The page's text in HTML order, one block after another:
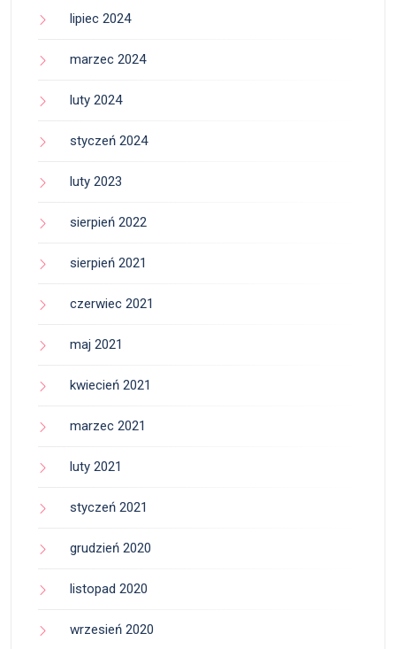
lipiec 2024
marzec 2024
luty 2024
styczeń 2024
luty 2023
sierpień 2022
sierpień 2021
czerwiec 2021
maj 2021
kwiecień 2021
marzec 2021
luty 2021
styczeń 2021
grudzień 2020
listopad 2020
wrzesień 2020